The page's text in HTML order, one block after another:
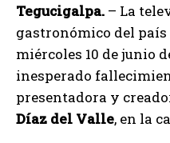
Tegucigalpa. – La
gastronómico del país
miércoles 10 de junio
inesperado
presentadora y
Díaz del Valle, en la